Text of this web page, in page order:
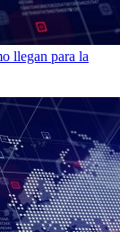
llegan para la